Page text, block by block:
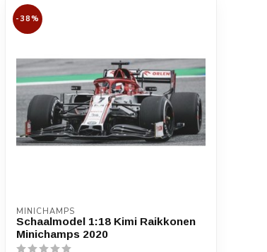
-38%
MINICHAMPS
Schaalmodel 1:18 Kimi Raikkonen
Minichamps 2020